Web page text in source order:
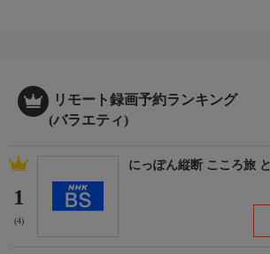
リモート録画予約ランキング
(バラエティ)
1
(4)
にっぽん縦断 こころ旅